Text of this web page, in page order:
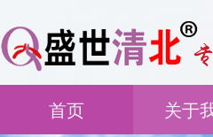
首页 关于